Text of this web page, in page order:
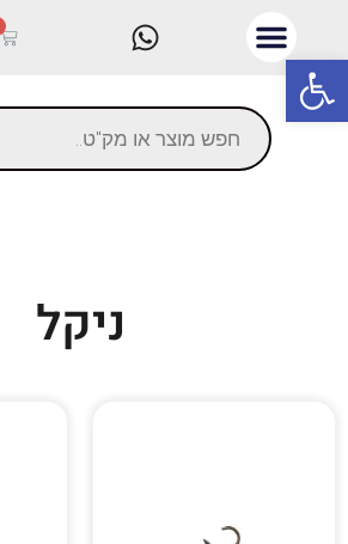
פתח סרגל נגישות
ניקל